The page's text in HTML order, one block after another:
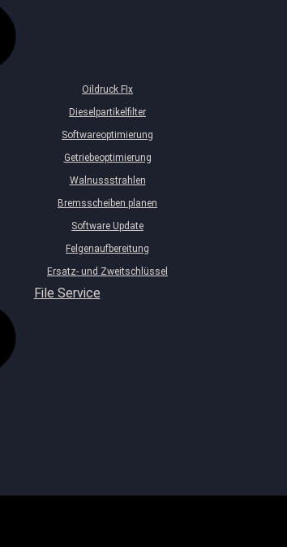
Oildruck FIx
Dieselpartikelfilter
Softwareoptimierung
Getriebeoptimierung
Walnussstrahlen
Bremsscheiben planen
Software Update
Felgenaufbereitung
Ersatz- und Zweitschlüssel
File Service